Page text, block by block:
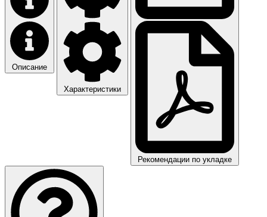
Описание
Характеристики
Рекомендации по укладке